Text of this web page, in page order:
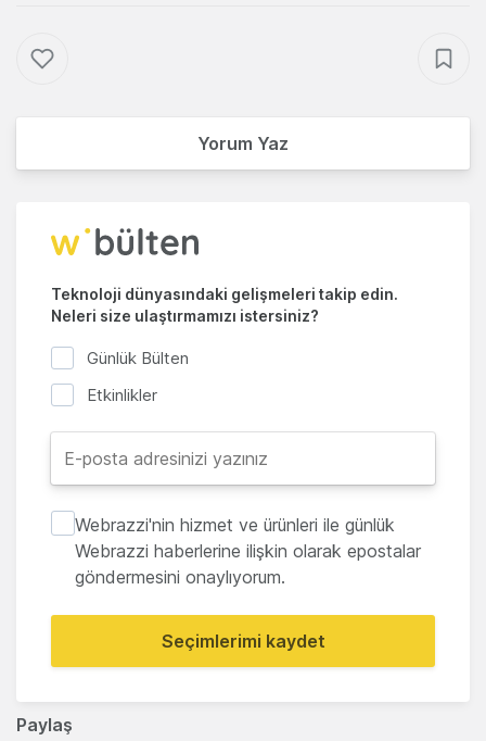
Paylaş
Yorum Yaz
Teknoloji dünyasındaki gelişmeleri takip edin.
Neleri size ulaştırmamızı istersiniz?
Günlük Bülten
Etkinlikler
Webrazzi'nin hizmet ve ürünleri ile günlük
Webrazzi haberlerine ilişkin olarak epostalar
göndermesini onaylıyorum.
Seçimlerimi kaydet